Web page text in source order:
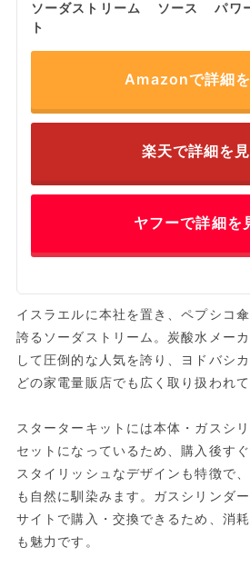
ソーダストリーム ソース パワ
ト
Amazonで詳細
楽天で詳細を
ヤフーで詳細を
イスラエルに本社を置き、ペプシコ
誇るソーダストリーム。炭酸水メー
して圧倒的な人気を誇り、ヨドバシ
どの家電量販店でも広く取り扱われて
スターターキットには本体・ガスシ
セットになっているため、購入後す
スタイリッシュなデザインも特徴で
も自然に馴染みます。ガスシリンダ
サイトで購入・交換できるため、消
も魅力です。